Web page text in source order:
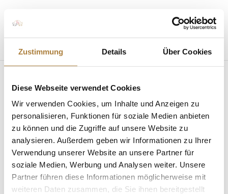
Zustimmung Details Über Cookies
Diese Webseite verwendet Cookies
Wir verwenden Cookies, um Inhalte und Anzeigen zu
personalisieren, Funktionen für soziale Medien anbieten
zu können und die Zugriffe auf unsere Website zu
analysieren. Außerdem geben wir Informationen zu Ihrer
Verwendung unserer Website an unsere Partner für
soziale Medien, Werbung und Analysen weiter. Unsere
Partner führen diese Informationen möglicherweise mit
weiteren Daten zusammen, die Sie ihnen bereitgestellt
Seite wählen
Stifterforum 2024: After-Movie
vonInsa Strothmann |20. Juni 2024|Allgemein,
News
Eine besondere Atmosphäre und großartige
Persönlichkeiten Die wichtigste Veranstaltung für die